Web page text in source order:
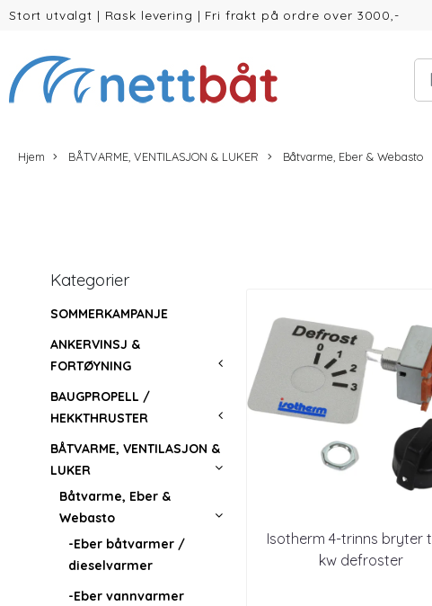
Stort utvalgt | Rask levering | Fri frakt på ordre over 3000,-
Hjem BÅTVARME, VENTILASJON & LUKER Båtvarme, Eber & Webasto
Kategorier
SOMMERKAMPANJE
ANKERVINSJ &
FORTØYNING
BAUGPROPELL /
HEKKTHRUSTER
BÅTVARME, VENTILASJON &
LUKER
Båtvarme, Eber &
Webasto
-Eber båtvarmer /
dieselvarmer
-Eber vannvarmer
Isotherm 4-trinns bryter
kw defroster